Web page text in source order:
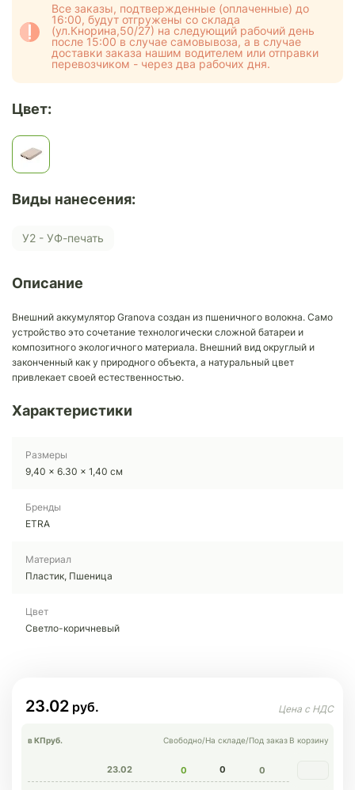
Все заказы, подтвержденные (оплаченные) до
16:00, будут отгружены со склада
(ул.Кнорина,50/27) на следующий рабочий день
после 15:00 в случае самовывоза, а в случае
доставки заказа нашим водителем или отправки
перевозчиком - через два рабочих дня.
Цвет:
Виды нанесения:
У2 - УФ-печать
Описание
Внешний аккумулятор Granova создан из пшеничного волокна. Само
устройство это сочетание технологически сложной батареи и
композитного экологичного материала. Внешний вид округлый и
законченный как у природного объекта, а натуральный цвет
привлекает своей естественностью.
Характеристики
Размеры
9,40 × 6.30 × 1,40 см
Бренды
ETRA
Материал
Пластик, Пшеница
Цвет
Светло-коричневый
23.02
в КПруб. Свободно/На складе/Под заказ В корзину
23.02 0 0 0